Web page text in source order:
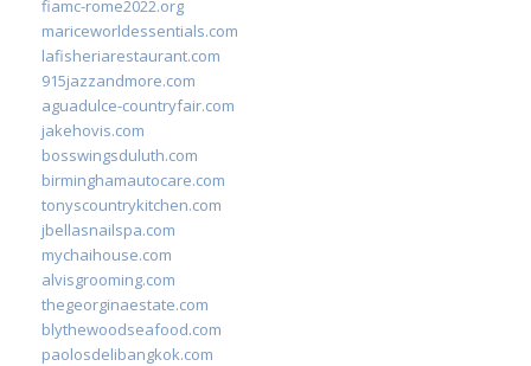
fiamc-rome2022.org
mariceworldessentials.com
lafisheriarestaurant.com
915jazzandmore.com
aguadulce-countryfair.com
jakehovis.com
bosswingsduluth.com
birminghamautocare.com
tonyscountrykitchen.com
jbellasnailspa.com
mychaihouse.com
alvisgrooming.com
thegeorginaestate.com
blythewoodseafood.com
paolosdelibangkok.com